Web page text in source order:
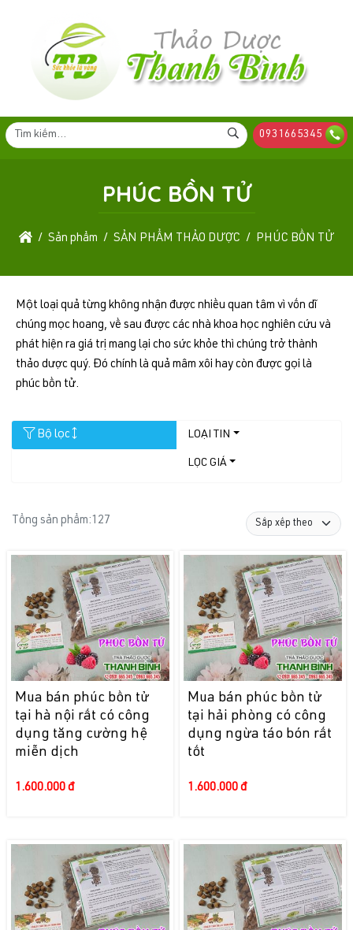
0931665345
PHÚC BỒN TỬ
Sản phẩm SẢN PHẨM THẢO DƯỢC PHÚC BỒN TỬ
Một loại quả từng không nhận được nhiều quan tâm vì vốn dĩ
chúng mọc hoang, về sau được các nhà khoa học nghiên cứu và
phát hiện ra giá trị mang lại cho sức khỏe thì chúng trở thành
thảo dược quý. Đó chính là quả mâm xôi hay còn được gọi là
phúc bồn tử.
Bộ lọc LOẠI TIN
LỌC GIÁ
Tổng sản phẩm: 127
Mua bán phúc bồn tử
tại hà nội rất có công
dụng tăng cường hệ
miễn dịch
1.600.000 đ
Mua bán phúc bồn tử
tại hải phòng có công
dụng ngừa táo bón rất
tốt
1.600.000 đ